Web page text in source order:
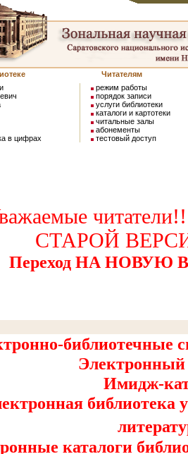
Читателям
в цифрах
режим работы
порядок записи
услуги библиотеки
каталоги и картотеки
читальные залы
абонементы
тестовый доступ
СТАРОЙ
Переход НА НОВУЮ
библиотечные
Электронный
Имидж-
библиотека
каталоги